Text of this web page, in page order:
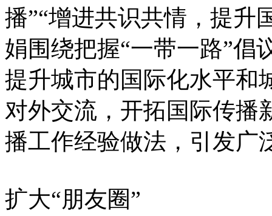
播”“增进共识共情，提升
娟围绕把握“一带一路”倡
提升城市的国际化水平和
对外交流，开拓国际传播
播工作经验做法，引发广
扩大“朋友圈”